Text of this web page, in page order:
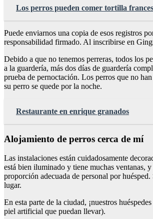
Los perros pueden comer tortilla
Puede enviarnos una copia de esos registros
responsabilidad firmado. Al inscribirse en
Debido a que no tenemos perreras, todos los
a la guardería, más dos días de guardería
prueba de pernoctación. Los perros que no
su perro se quede por la noche.
Restaurante en enrique granados
Alojamiento de perros cerca de mí
Las instalaciones están cuidadosamente
está bien iluminado y tiene muchas ventanas,
proporción adecuada de personal por
lugar.
En esta parte de la ciudad, ¡nuestros
piel artificial que puedan llevar).